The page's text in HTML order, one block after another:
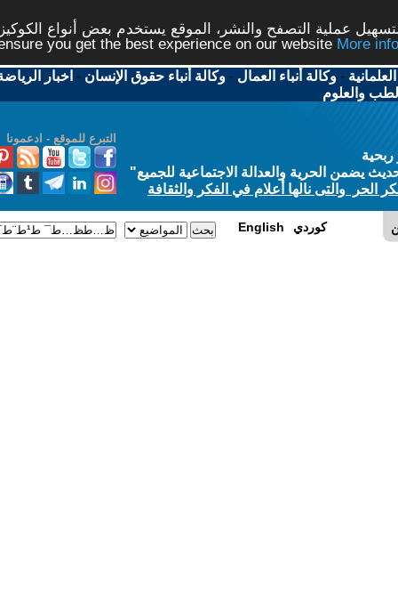
الموقع يستخدم بعض أنواع الكوكيز نرجو النقر على الزر
-وكالة أنباء حقوق الإنسان-اخبار الرياضة-اخبار
للجميع"
الفكر والثقافة